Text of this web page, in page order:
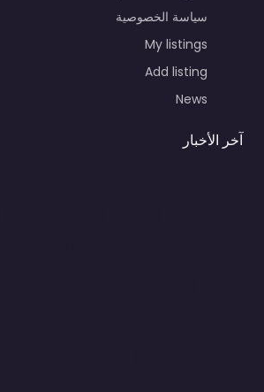
سياسة الخصوصية
My listings
Add listing
News
آخر الأخبار